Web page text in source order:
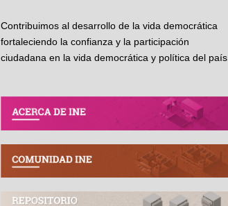
Contribuimos al desarrollo de la vida democrática
fortaleciendo la confianza y la participación
ciudadana en la vida democrática y política del país.